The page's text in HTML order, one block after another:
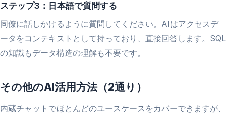
ステップ3：日本語で質問する
同僚に話しかけるように質問してください。AIはアクセスデ
ータをコンテキストとして持っており、直接回答します。SQL
の知識もデータ構造の理解も不要です。
その他のAI活用方法（2通り）
内蔵チャットでほとんどのユースケースをカバーできますが、